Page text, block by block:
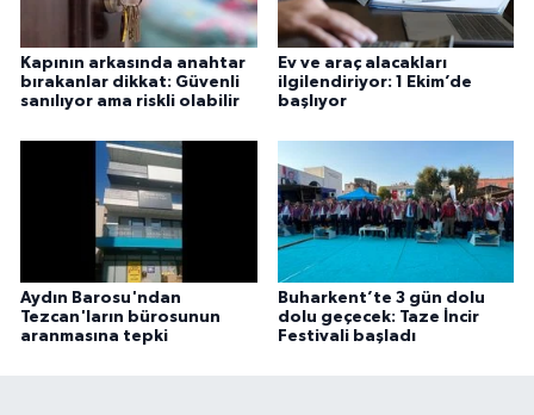
Kapının arkasında anahtar
bırakanlar dikkat: Güvenli
sanılıyor ama riskli olabilir
Ev ve araç alacakları
ilgilendiriyor: 1 Ekim’de
başlıyor
Aydın Barosu'ndan
Tezcan'ların bürosunun
aranmasına tepki
Buharkent’te 3 gün dolu
dolu geçecek: Taze İncir
Festivali başladı